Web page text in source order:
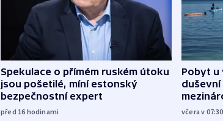
Spekulace o přímém ruském útoku
jsou pošetilé, míní estonský
bezpečnostní expert
před 16 hodinami
Pobyt u
duševní
včera v 07:30